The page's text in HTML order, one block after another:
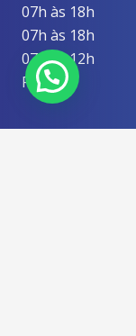
07h às 18h
07h às 18h
07h às 12h
Fechado